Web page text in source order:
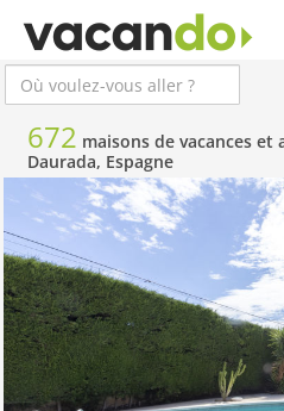
672 maisons de vacances et
Daurada, Espagne